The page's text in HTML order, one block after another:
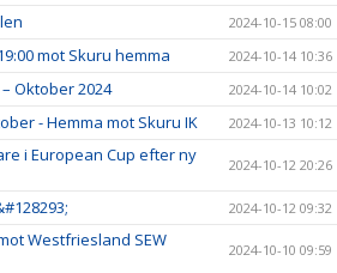
2024-10-15 08:00
mot Skuru hemma 2024-10-14 10:36
Oktober 2024 2024-10-14 10:02
- Hemma mot Skuru IK 2024-10-13 10:12
i European Cup efter ny
2024-10-12 20:26
2024-10-12 09:32
Westfriesland SEW
2024-10-10 09:59